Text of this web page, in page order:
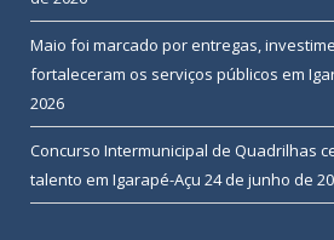
Maio foi marcado por entregas,
fortaleceram os serviços públicos em
2026
Concurso Intermunicipal de Quadrilhas
talento em Igarapé-Açu 24 de junho de